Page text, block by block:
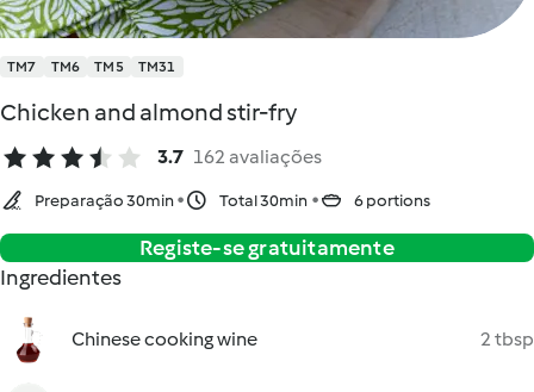
TM7 TM6 TM5 TM31
Chicken and almond stir-fry
3.7 162 avaliações
Preparação 30min Total 30min 6 portions
Registe-se gratuitamente
Ingredientes
Chinese cooking wine 2 tbsp